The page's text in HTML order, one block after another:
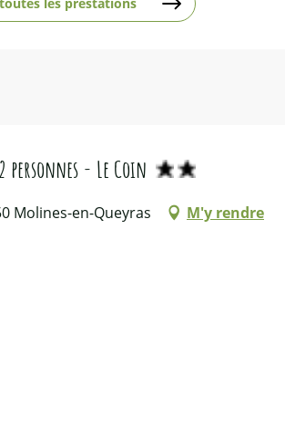
personnes - Le Coin
Molines-en-Queyras M'y rendre